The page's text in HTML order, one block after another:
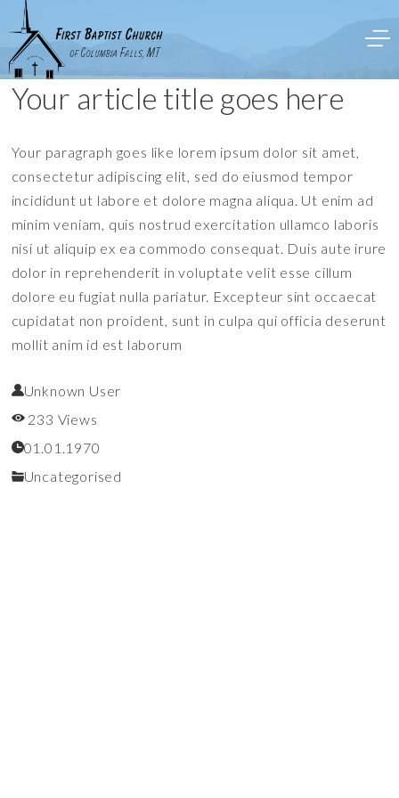
Your article title goes here
Your paragraph goes like lorem ipsum dolor sit amet,
consectetur adipiscing elit, sed do eiusmod tempor
incididunt ut labore et dolore magna aliqua. Ut enim ad
minim veniam, quis nostrud exercitation ullamco laboris
nisi ut aliquip ex ea commodo consequat. Duis aute irure
dolor in reprehenderit in voluptate velit esse cillum
dolore eu fugiat nulla pariatur. Excepteur sint occaecat
cupidatat non proident, sunt in culpa qui officia deserunt
mollit anim id est laborum
Unknown User
233 Views
01.01.1970
Uncategorised